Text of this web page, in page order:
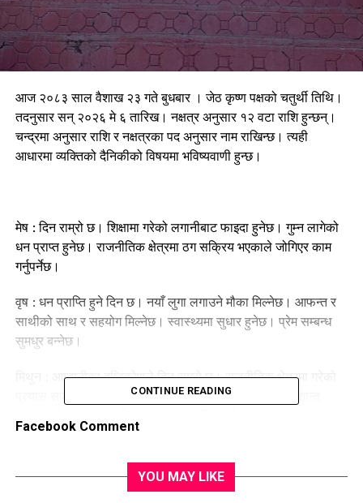
आज २०८३ साल वैशाख २३ गते बुधबार । जेठ कृष्ण पक्षको चतुर्थी तिथि।
तदनुसार सन् २०२६ मे ६ तारिख। नक्षत्र अनुसार १२ वटा राशि हुन्छन्।
चन्द्रमा अनुसार राशि र नक्षत्रका पद अनुसार नाम राखिन्छ। त्यही
आधारमा व्यक्तिको दैनिकीको विषयमा भविष्यवाणी हुन्छ।
मेष : दिन राम्रो छ। शिक्षामा गरेको लगानीबाट फाइदा हुनेछ। गुम्न लागेको
धन प्राप्त हुनेछ। राजनीतिक क्षेत्रमा ठग सक्रिय भएकाले जोगिएर काम
गर्नुपर्नेछ।
वृष : धन प्राप्ति हुने दिन छ। नयाँ लुगा लगाउने मौका मिल्नेछ। आफन्त र
साथीको साथ र सहयोग मिल्नेछ। स्वास्थ्यमा सुधार हुनेछ। प्रेम सम्बन्ध
सुमधुर बन्नेछ।
मिथुन : आम्दानीका दृष्टिकोणले दिन राम्रो छ। राजनीतिक क्षेत्रमा गरेको
प्रयास सफल बन्नेछ। स्वास्थ्यमा सुधारका संकेत देखिनाले मन शान्त
बोल्नु पर्नेछ। अध्ययनमा जोस र जाँगर बढ्नेछ। निजी शिक्षामा गरेको
CONTINUE READING
Facebook Comment
YOU MAY LIKE